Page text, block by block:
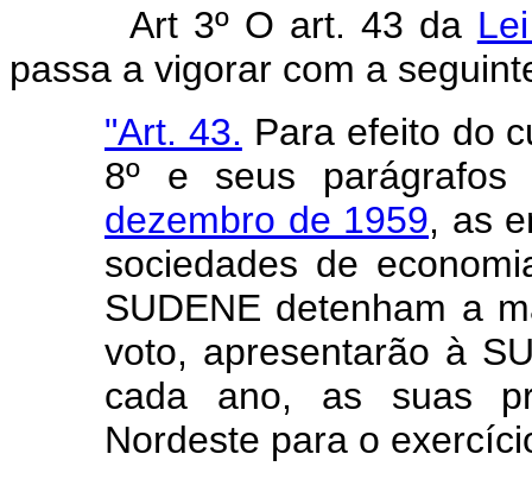
Art 3º O art. 43 da
passa a vigorar com a
"Art. 43. Para efeito do
8º e seus
dezembro de 1959, as
sociedades de
SUDENE detenham a
voto, apresentarão à
cada ano, as suas
Nordeste para o